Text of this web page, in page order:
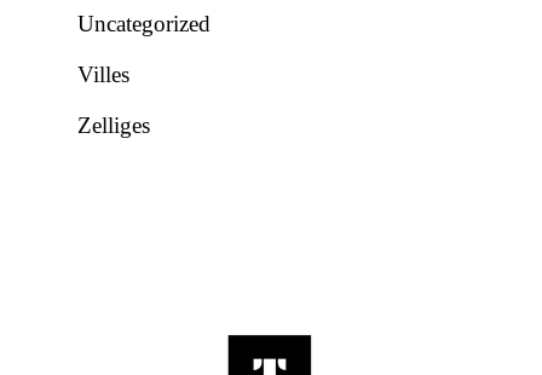
Uncategorized
Villes
Zelliges